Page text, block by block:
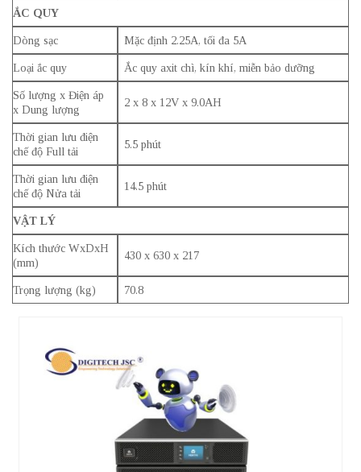
ẮC QUY
Dòng sạc Mặc định 2.25A, tối đa 5A
Loại ắc quy Ắc quy axit chì, kín khí, miễn bảo dưỡng
Số lượng x Điện áp
x Dung lượng
2 x 8 x 12V x 9.0AH
Thời gian lưu điện
chế độ Full tải
5.5 phút
Thời gian lưu điện
chế độ Nửa tải
14.5 phút
VẬT LÝ
Kích thước WxDxH
(mm)
430 x 630 x 217
Trọng lượng (kg) 70.8